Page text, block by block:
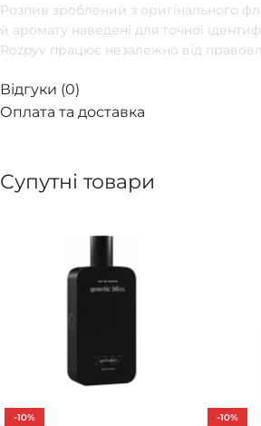
Розпив зроблений з оригінального
й аромату наведені для точної
Rozpyv працює незалежно від
Відгуки (0)
Оплата та доставка
Супутні товари
-10% -10%